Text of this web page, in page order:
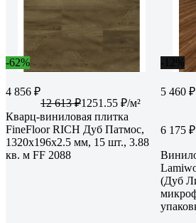
-62%
4 856 ₽
12 613 ₽1251.55 ₽/м²
Кварц-виниловая плитка
FineFloor RICH Дуб Патмос,
1320х196х2.5 мм, 15 шт., 3.88
кв. м FF 2088
5 460 ₽
6 175 ₽
(Дуб